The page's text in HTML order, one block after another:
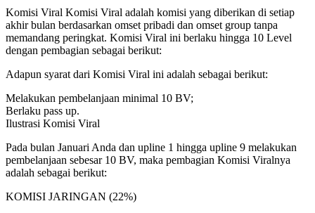
Komisi Viral Komisi Viral adalah komisi yang diberikan di setiap
akhir bulan berdasarkan omset pribadi dan omset group tanpa
memandang peringkat. Komisi Viral ini berlaku hingga 10 Level
dengan pembagian sebagai berikut:
Adapun syarat dari Komisi Viral ini adalah sebagai berikut:
Melakukan pembelanjaan minimal 10 BV;
Berlaku pass up.
Ilustrasi Komisi Viral
Pada bulan Januari Anda dan upline 1 hingga upline 9 melakukan
pembelanjaan sebesar 10 BV, maka pembagian Komisi Viralnya
adalah sebagai berikut:
KOMISI JARINGAN (22%)